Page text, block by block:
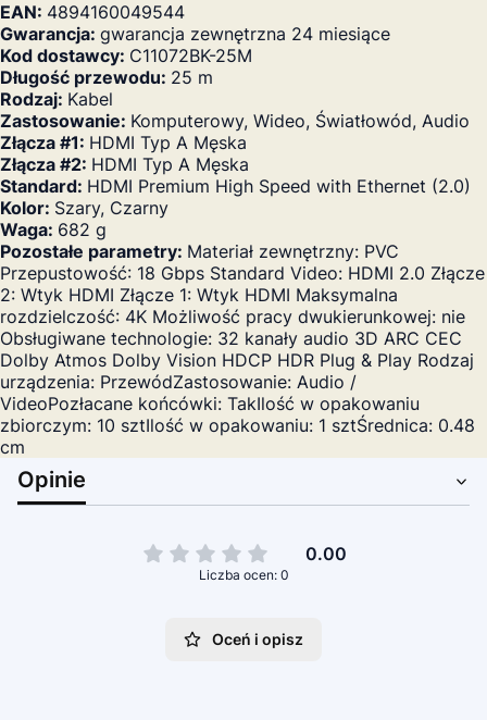
EAN: 4894160049544
Gwarancja: gwarancja zewnętrzna 24 miesiące
Kod dostawcy: C11072BK-25M
Długość przewodu: 25 m
Rodzaj: Kabel
Zastosowanie: Komputerowy, Wideo, Światłowód, Audio
Złącza #1: HDMI Typ A Męska
Złącza #2: HDMI Typ A Męska
Standard: HDMI Premium High Speed with Ethernet (2.0)
Kolor: Szary, Czarny
Waga: 682 g
Pozostałe parametry: Materiał zewnętrzny: PVC
Przepustowość: 18 Gbps Standard Video: HDMI 2.0 Złącze
2: Wtyk HDMI Złącze 1: Wtyk HDMI Maksymalna
rozdzielczość: 4K Możliwość pracy dwukierunkowej: nie
Obsługiwane technologie: 32 kanały audio 3D ARC CEC
Dolby Atmos Dolby Vision HDCP HDR Plug & Play Rodzaj
urządzenia: PrzewódZastosowanie: Audio /
VideoPozłacane końcówki: TakIlość w opakowaniu
zbiorczym: 10 sztIlość w opakowaniu: 1 sztŚrednica: 0.48
cm
Opinie
0.00
Liczba ocen: 0
Oceń i opisz